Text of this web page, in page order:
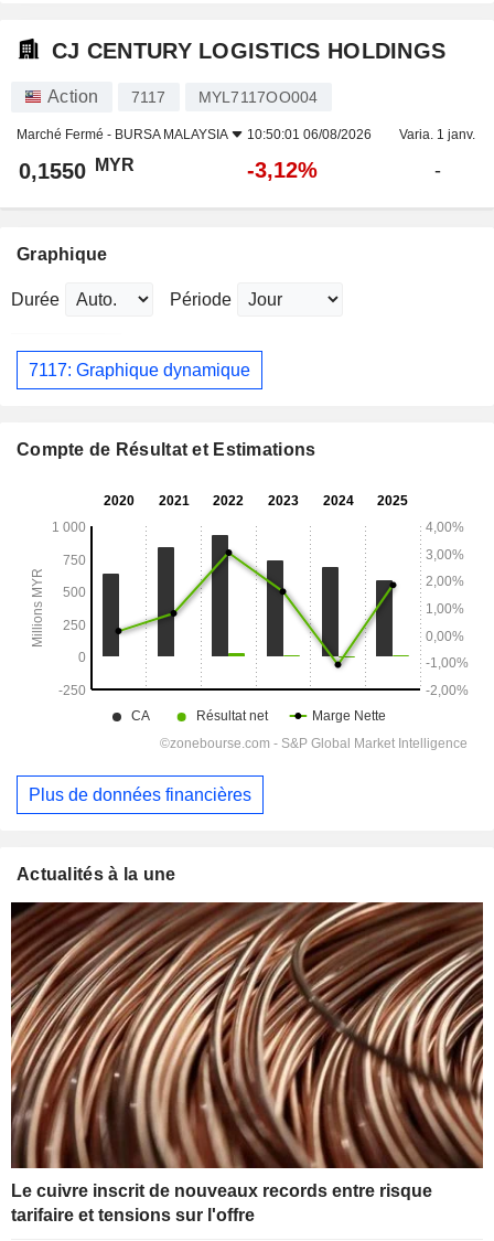
CJ CENTURY LOGISTICS HOLDINGS
Action 7117 MYL7117OO004
Marché Fermé - BURSA MALAYSIA 10:50:01 06/08/2026 Varia. 1 janv.
0,1550 MYR -3,12% -
Graphique
Durée Période
7117: Graphique dynamique
Compte de Résultat et Estimations
Plus de données financières
Actualités à la une
Le cuivre inscrit de nouveaux records entre risque
tarifaire et tensions sur l'offre